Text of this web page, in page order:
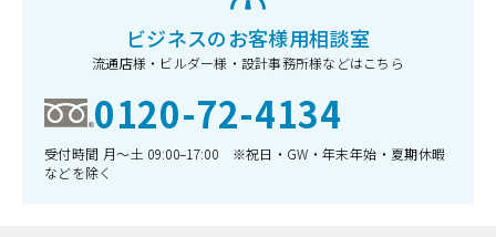
ビジネスのお客様用相談室
流通店様・ビルダー様・設計事務所様などはこちら
0120-72-4134
受付時間 月〜土 09:00–17:00 ※祝日・GW・年末年始・夏期休暇
などを除く